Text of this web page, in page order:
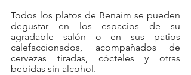
Todos los platos de Benaim se pueden
degustar en los espacios de su
agradable salón o en sus patios
calefaccionados, acompañados de
cervezas tiradas, cócteles y otras
bebidas sin alcohol.